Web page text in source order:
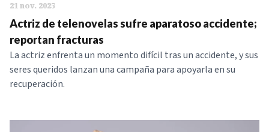
21 nov. 2025
Actriz de telenovelas sufre aparatoso accidente;
reportan fracturas
La actriz enfrenta un momento difícil tras un accidente, y sus
seres queridos lanzan una campaña para apoyarla en su
recuperación.